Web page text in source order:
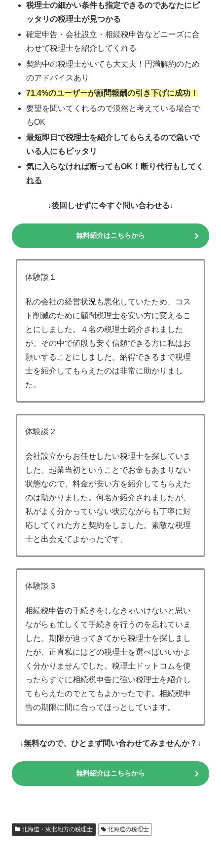
税理士の細かい条件も指定できるのであなたにピ
ッタリの税理士が見つかる
確定申告・会社設立・相続税申告などニーズに合
わせて税理士を紹介してくれる
契約中の税理士がいても大丈夫！円満解約のため
のアドバイスあり
71.4%のユーザーが顧問報酬の引き下げに成功！
要望を聞いてくれるので漠然と考えている場合で
もOK
最短即日で税理士を紹介してもらえるので急いで
いる人にもピッタリ
気に入らなければ断ってもOK！断り代行もしてく
れる
↓後回しせずに今すぐ問い合わせる↓
無料紹介はこちらから
体験談１
私の会社の経営状況も悪化していたため、コス
ト削減のために顧問税理士を安い方に変えるこ
とにしました。４名の税理士紹介されました
が、その中で値段も安く信頼できる方に私はお
願いすることにしました。納得できるまで税理
士を紹介してもらえたのは非常に助かりまし
た。
体験談２
会社設立からお任せしたい税理士を探していま
した。起業当初ということでお金もあまりない
状態なので、料金が安い方を紹介してもらえた
のは助かりました。何名か紹介されましたが、
私がよく分かっていない状況ながらも丁寧に対
応してくれた方と契約をしました。素敵な税理
士と出会えてよかったです。
体験談３
相続税申告の手続きをしなきゃいけないと思い
ながらも忙しくて手続きを行うのを忘れていま
した。期限が迫ってきてから税理士を探しまし
たが、正直私にはどの税理士を選べばいいかよ
く分かりませんでした。税理士ドットコムを使
ったらすぐに相続税申告に強い税理士を紹介し
てもらえたのでとてもよかったです。相続税申
告の期限に間に合ってほっとしています。
↓無料なので、ひとまず問い合わせてみませんか？↓
無料紹介はこちらから
北海道・東北地方の税理士 北海道の税理士